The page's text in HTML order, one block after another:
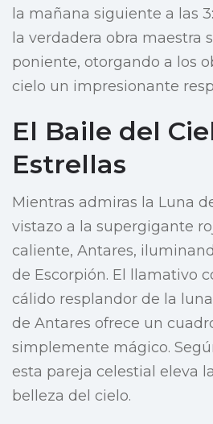
la mañana siguiente a las
la verdadera obra maestra
poniente, otorgando a los
cielo un impresionante
El Baile del
Estrellas
Mientras admiras la Luna
vistazo a la supergigante
caliente, Antares,
de Escorpión. El llamativo
cálido resplandor de la
de Antares ofrece un
simplemente mágico.
esta pareja celestial eleva
belleza del cielo.